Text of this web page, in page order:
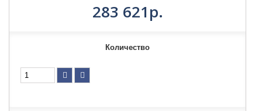
283 621р.
Количество